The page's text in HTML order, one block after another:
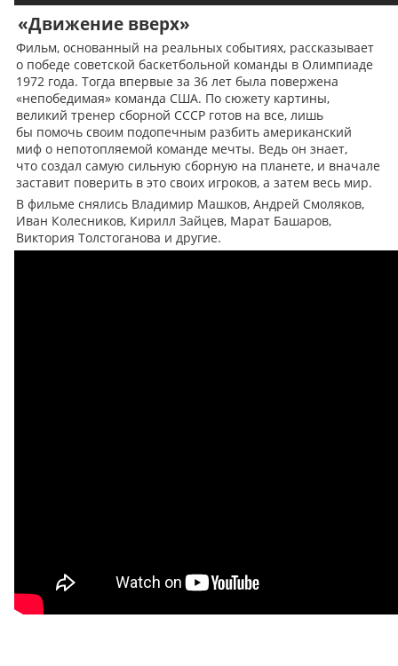
«Движение вверх»
Фильм, основанный на реальных событиях, рассказывает
о победе советской баскетбольной команды в Олимпиаде
1972 года. Тогда впервые за 36 лет была повержена
«непобедимая» команда США. По сюжету картины,
великий тренер сборной СССР готов на все, лишь
бы помочь своим подопечным разбить американский
миф о непотопляемой команде мечты. Ведь он знает,
что создал самую сильную сборную на планете, и вначале
заставит поверить в это своих игроков, а затем весь мир.
В фильме снялись Владимир Машков, Андрей Смоляков,
Иван Колесников, Кирилл Зайцев, Марат Башаров,
Виктория Толстоганова и другие.